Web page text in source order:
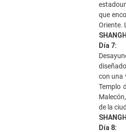
que
Oriente.
Día 7:
con una
Templo
de la
Día 8: